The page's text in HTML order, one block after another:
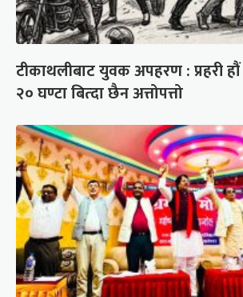
टीकाथलीबाट युवक अपहरण : प्रहरी
२० घण्टा बित्दा छैन अत्तोपत्तो